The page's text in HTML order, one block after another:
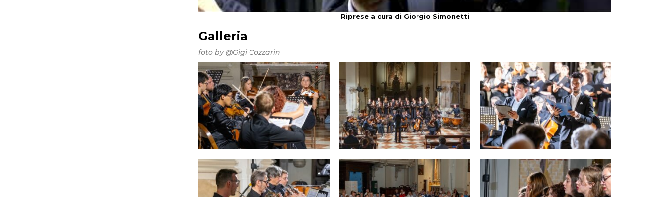
Riprese a cura di Giorgio Simonetti
Galleria
foto by @Gigi Cozzarin